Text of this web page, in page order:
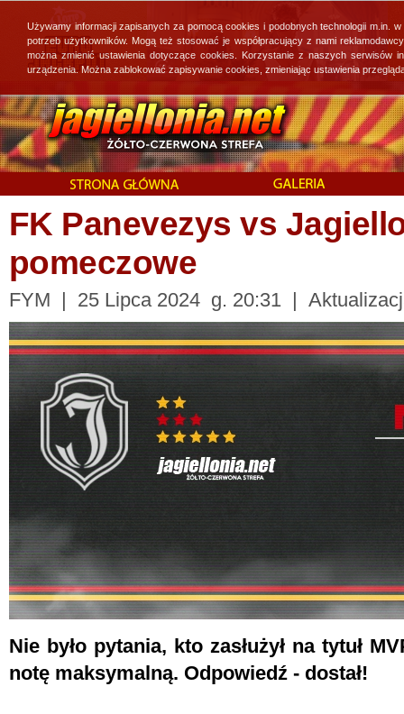
FK Panevezys vs
pomeczowe
FYM | 25 Lipca 2024 g. 20:31 |
Nie było pytania, kto zasłużył na tytuł
notę maksymalną. Odpowiedź - dostał!
Używamy informacji zapisanych za pomocą cookies i podobnych technologii
potrzeb użytkowników. Mogą też stosować je współpracujący z nami
można zmienić ustawienia dotyczące cookies. Korzystanie z naszych
urządzenia. Można zablokować zapisywanie cookies, zmieniając ustawienia